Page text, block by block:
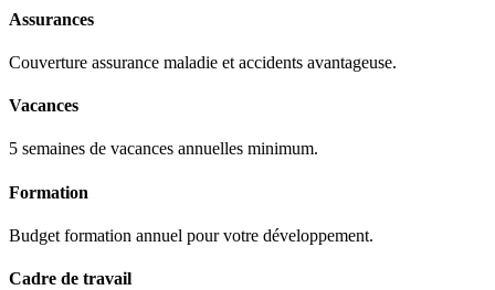
Assurances
Couverture assurance maladie et accidents avantageuse.
Vacances
5 semaines de vacances annuelles minimum.
Formation
Budget formation annuel pour votre développement.
Cadre de travail